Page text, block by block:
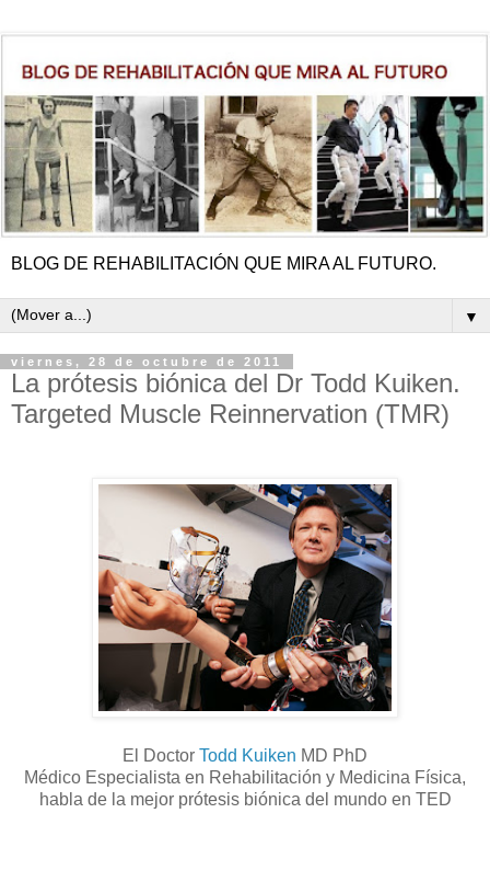
BLOG DE REHABILITACIÓN QUE MIRA AL FUTURO.
▼
viernes, 28 de octubre de 2011
La prótesis biónica del Dr Todd Kuiken.
Targeted Muscle Reinnervation (TMR)
El Doctor Todd Kuiken MD PhD
Médico Especialista en Rehabilitación y Medicina Física,
habla de la mejor prótesis biónica del mundo en TED